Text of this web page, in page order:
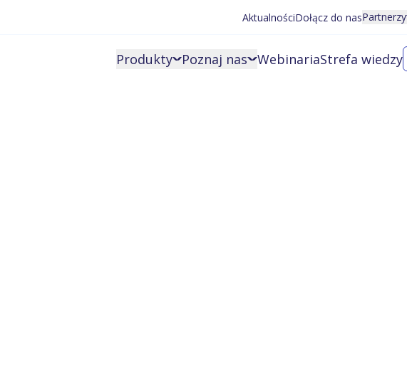
AktualnościDołącz do nasPartnerzy
Produkty Poznaj nas WebinariaStrefa wiedzy